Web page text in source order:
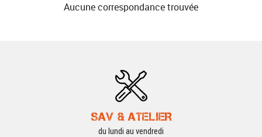
Aucune correspondance trouvée
SAV & ATELIER
du lundi au vendredi